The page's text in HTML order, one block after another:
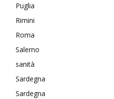
Puglia
Rimini
Roma
Salerno
sanità
Sardegna
Sardegna